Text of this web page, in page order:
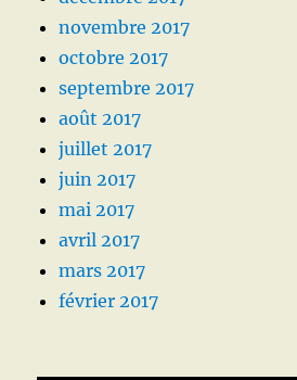
novembre 2017
octobre 2017
septembre 2017
août 2017
juillet 2017
juin 2017
mai 2017
avril 2017
mars 2017
février 2017